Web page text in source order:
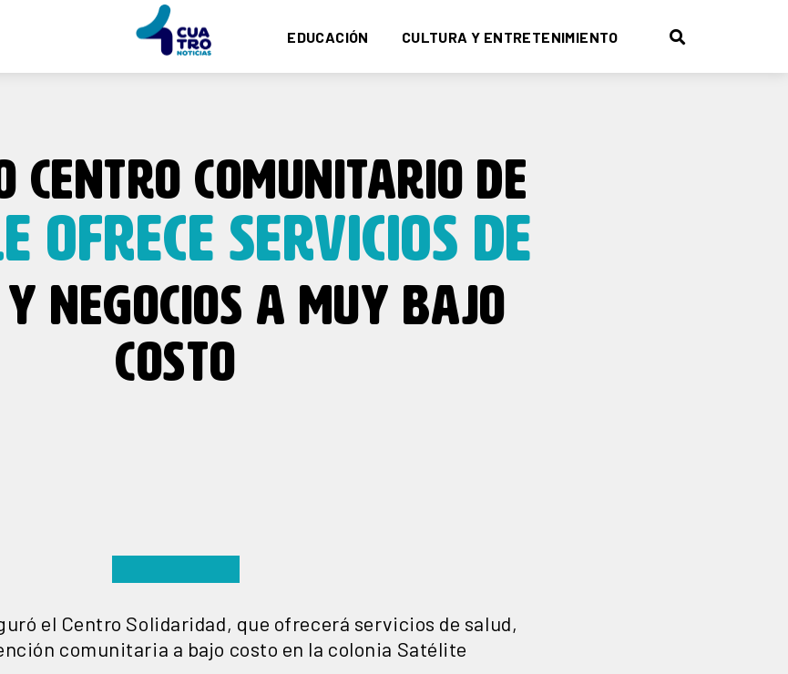
EDUCACIÓN CULTURA Y ENTRETENIMIENTO
CENTRO COMUNITARIO DE
OFRECE SERVICIOS DE
Y NEGOCIOS A MUY BAJO
COSTO
el Centro Solidaridad, que ofrecerá servicios de salud,
comunitaria a bajo costo en la colonia Satélite